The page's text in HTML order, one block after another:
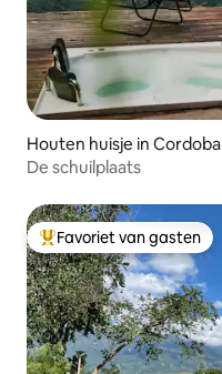
Houten huisje in Cordoba
De schuilplaats
Topfavoriet van gasten
Favoriet van gasten